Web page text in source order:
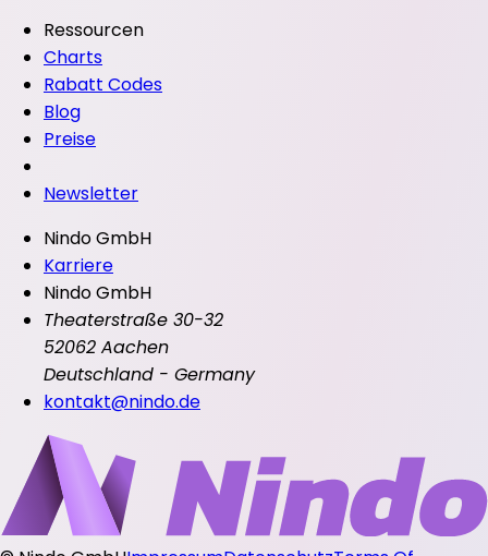
Ressourcen
Charts
Rabatt Codes
Blog
Preise
Newsletter
Nindo GmbH
Karriere
Nindo GmbH
Theaterstraße 30-32
52062 Aachen
Deutschland - Germany
kontakt@nindo.de